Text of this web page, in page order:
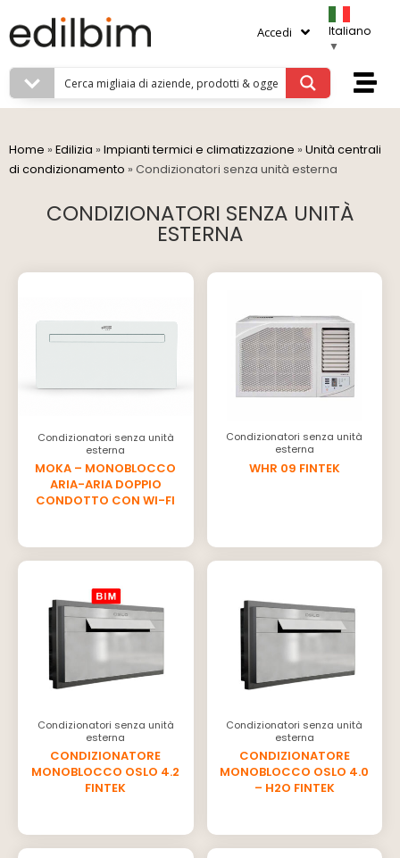
Accedi
Italiano
▼
Home » Edilizia » Impianti termici e climatizzazione » Unità centrali
di condizionamento » Condizionatori senza unità esterna
CONDIZIONATORI SENZA UNITÀ
ESTERNA
Condizionatori senza unità
esterna
MOKA – MONOBLOCCO
ARIA-ARIA DOPPIO
CONDOTTO CON WI-FI
Condizionatori senza unità
esterna
WHR 09 FINTEK
Condizionatori senza unità
esterna
CONDIZIONATORE
MONOBLOCCO OSLO 4.2
FINTEK
Condizionatori senza unità
esterna
CONDIZIONATORE
MONOBLOCCO OSLO 4.0
– H2O FINTEK